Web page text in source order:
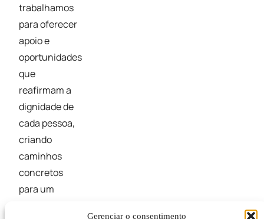
Gerenciar o consentimento
trabalhamos
para oferecer
apoio e
oportunidades
que
reafirmam a
dignidade de
cada pessoa,
criando
caminhos
concretos
para um